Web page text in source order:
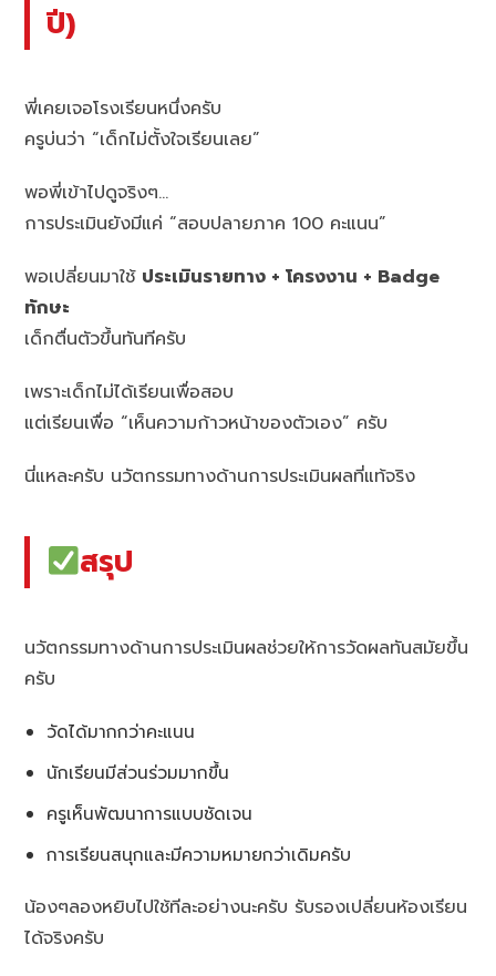
ปี)
พี่เคยเจอโรงเรียนหนึ่งครับ
ครูบ่นว่า “เด็กไม่ตั้งใจเรียนเลย”
พอพี่เข้าไปดูจริงๆ…
การประเมินยังมีแค่ “สอบปลายภาค 100 คะแนน”
พอเปลี่ยนมาใช้ ประเมินรายทาง + โครงงาน + Badge
ทักษะ
เด็กตื่นตัวขึ้นทันทีครับ
เพราะเด็กไม่ได้เรียนเพื่อสอบ
แต่เรียนเพื่อ “เห็นความก้าวหน้าของตัวเอง” ครับ
นี่แหละครับ นวัตกรรมทางด้านการประเมินผลที่แท้จริง
สรุป
นวัตกรรมทางด้านการประเมินผลช่วยให้การวัดผลทันสมัยขึ้น
ครับ
วัดได้มากกว่าคะแนน
นักเรียนมีส่วนร่วมมากขึ้น
ครูเห็นพัฒนาการแบบชัดเจน
การเรียนสนุกและมีความหมายกว่าเดิมครับ
น้องๆลองหยิบไปใช้ทีละอย่างนะครับ รับรองเปลี่ยนห้องเรียน
ได้จริงครับ